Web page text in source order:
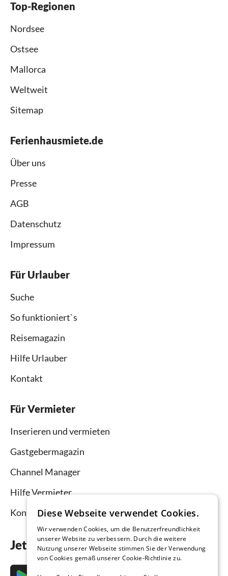
Top-Regionen
Nordsee
Ostsee
Mallorca
Weltweit
Sitemap
Ferienhausmiete.de
Über uns
Presse
AGB
Datenschutz
Impressum
Für Urlauber
Suche
So funktioniert`s
Reisemagazin
Hilfe Urlauber
Kontakt
Für Vermieter
Inserieren und vermieten
Gastgebermagazin
Channel Manager
Hilfe Vermieter
Kontakt
Jetzt die App downloaden
Diese Webseite verwendet Cookies.
Wir verwenden Cookies, um die Benutzerfreundlichkeit
unserer Website zu verbessern. Durch die weitere
Nutzung unserer Webseite stimmen Sie der Verwendung
von Cookies gemäß unserer Cookie-Richtlinie zu.